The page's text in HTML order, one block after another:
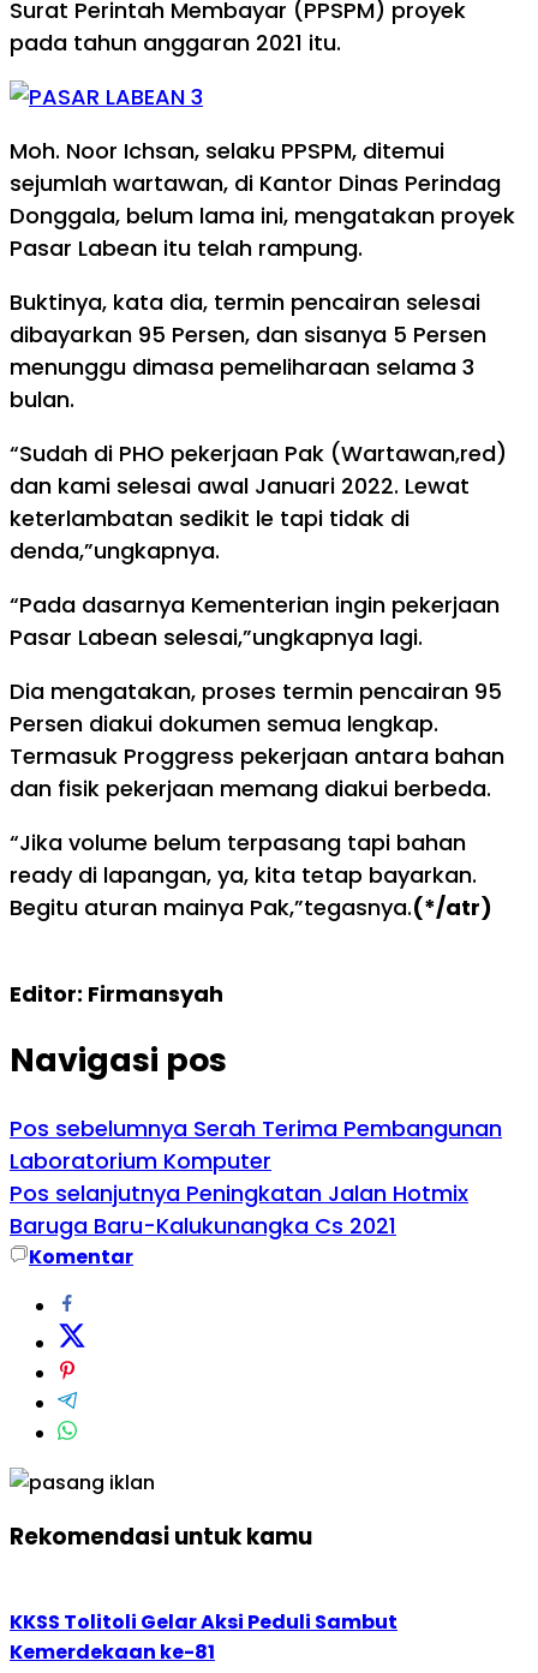
Surat Perintah Membayar (PPSPM) proyek
pada tahun anggaran 2021 itu.
Moh. Noor Ichsan, selaku PPSPM, ditemui
sejumlah wartawan, di Kantor Dinas Perindag
Donggala, belum lama ini, mengatakan proyek
Pasar Labean itu telah rampung.
Buktinya, kata dia, termin pencairan selesai
dibayarkan 95 Persen, dan sisanya 5 Persen
menunggu dimasa pemeliharaan selama 3
bulan.
“Sudah di PHO pekerjaan Pak (Wartawan,red)
dan kami selesai awal Januari 2022. Lewat
keterlambatan sedikit le tapi tidak di
denda,”ungkapnya.
“Pada dasarnya Kementerian ingin pekerjaan
Pasar Labean selesai,”ungkapnya lagi.
Dia mengatakan, proses termin pencairan 95
Persen diakui dokumen semua lengkap.
Termasuk Proggress pekerjaan antara bahan
dan fisik pekerjaan memang diakui berbeda.
“Jika volume belum terpasang tapi bahan
ready di lapangan, ya, kita tetap bayarkan.
Begitu aturan mainya Pak,”tegasnya.(*/atr)
Editor: Firmansyah
Navigasi pos
Pos sebelumnya Serah Terima Pembangunan
Laboratorium Komputer
Pos selanjutnya Peningkatan Jalan Hotmix
Baruga Baru-Kalukunangka Cs 2021
Komentar
Rekomendasi untuk kamu
KKSS Tolitoli Gelar Aksi Peduli Sambut
Kemerdekaan ke-81